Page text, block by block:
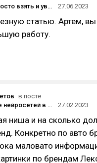
А нельзя просто взять и увидеть все китайские машины на одной картинке?
27.06.2023
статью. Артем, вы
работу.
в посте
Применение нейросетей в контекстной рекламе регионального автодилера
27.02.2023
ниша и на сколько
Конкретно по авто
маловато
по брендам